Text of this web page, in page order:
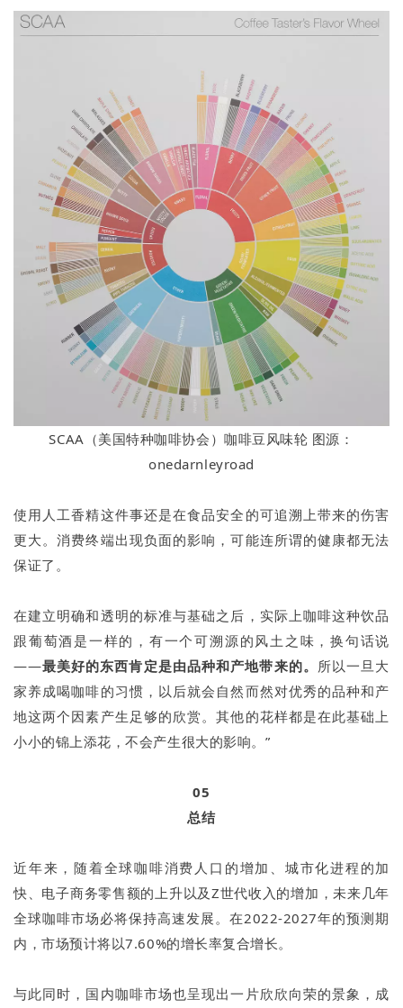
SCAA（美国特种咖啡协会）咖啡豆风味轮 图源：
onedarnleyroad
使用人工香精这件事还是在食品安全的可追溯上带来的伤害
更大。消费终端出现负面的影响，可能连所谓的健康都无法
保证了。
在建立明确和透明的标准与基础之后，实际上咖啡这种饮品
跟葡萄酒是一样的，有一个可溯源的风土之味，换句话说
——最美好的东西肯定是由品种和产地带来的。
所以一旦大
家养成喝咖啡的习惯，以后就会自然而然对优秀的品种和产
地这两个因素产生足够的欣赏。其他的花样都是在此基础上
小小的锦上添花，不会产生很大的影响。”
05
总结
近年来，随着全球咖啡消费人口的增加、城市化进程的加
快、电子商务零售额的上升以及Z世代收入的增加，未来几年
全球咖啡市场必将保持高速发展。在2022-2027年的预测期
内，市场预计将以7.60%的增长率复合增长。
与此同时，国内咖啡市场也呈现出一片欣欣向荣的景象，成